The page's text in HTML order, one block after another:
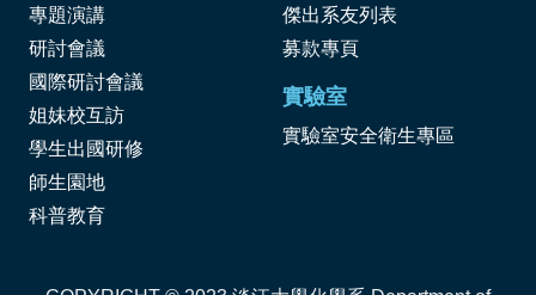
專題演講
研討會議
國際研討會議
姐妹校互訪
學生出國研修
師生園地
科普教育
傑出系友列表
募款專頁
實驗室
實驗室安全衛生專區